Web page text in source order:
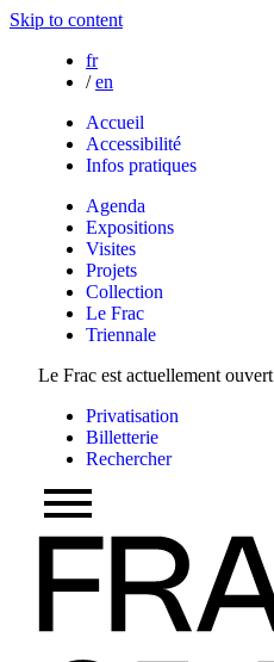
Skip to content
fr
/ en
Accueil
Accessibilité
Infos pratiques
Agenda
Expositions
Visites
Projets
Collection
Le Frac
Triennale
Le Frac est actuellement ouvert
Privatisation
Billetterie
Rechercher